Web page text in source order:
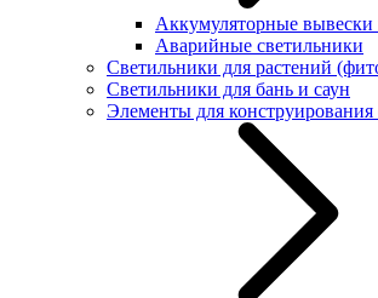
Аккумуляторные вывески
Аварийные светильники
Светильники для растений
Светильники для бань и саун
Элементы для конструирования